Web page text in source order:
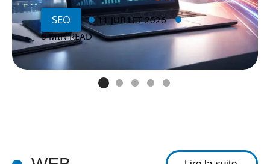
SEO
11 JUILLET 2026
8 MIN READ
ion e-
comm
erce :
faut